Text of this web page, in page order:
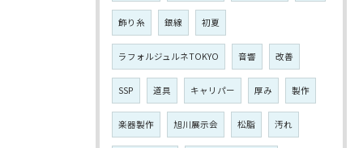
飾り糸 銀線 初夏
ラフォルジュルネTOKYO 音響 改善
SSP 道具 キャリパー 厚み 製作
楽器製作 旭川展示会 松脂 汚れ